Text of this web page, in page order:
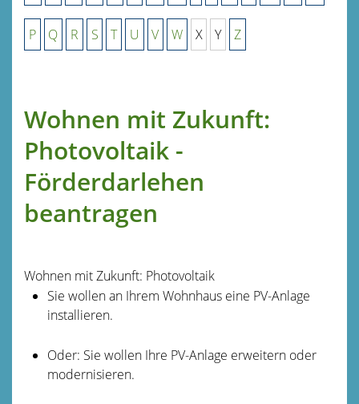
P Q R S T U V W X Y Z
Wohnen mit Zukunft:
Photovoltaik -
Förderdarlehen
beantragen
Wohnen mit Zukunft: Photovoltaik
Sie wollen an Ihrem Wohnhaus eine PV-Anlage
installieren.
Oder: Sie wollen Ihre PV-Anlage erweitern oder
modernisieren.